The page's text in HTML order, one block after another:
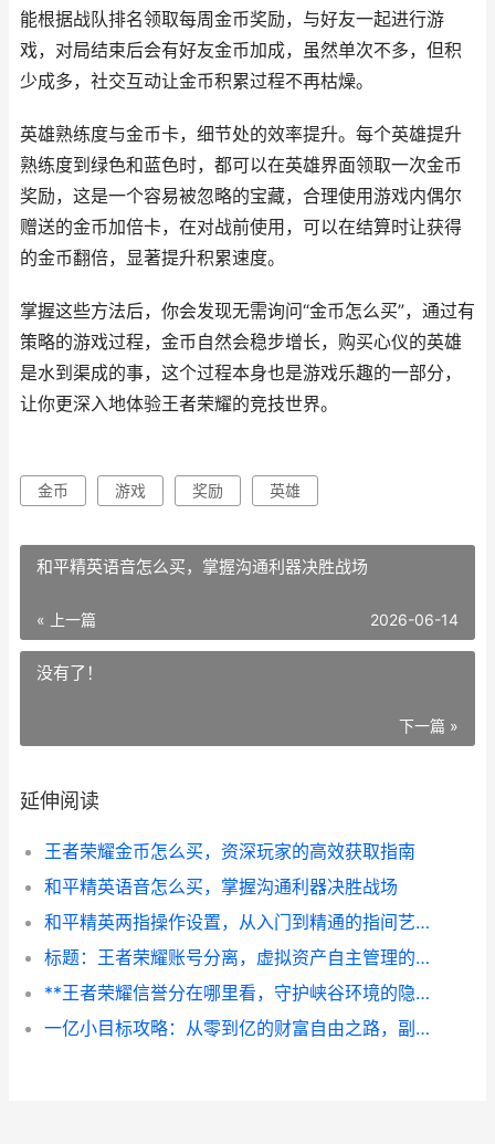
能根据战队排名领取每周金币奖励，与好友一起进行游
戏，对局结束后会有好友金币加成，虽然单次不多，但积
少成多，社交互动让金币积累过程不再枯燥。
英雄熟练度与金币卡，细节处的效率提升。每个英雄提升
熟练度到绿色和蓝色时，都可以在英雄界面领取一次金币
奖励，这是一个容易被忽略的宝藏，合理使用游戏内偶尔
赠送的金币加倍卡，在对战前使用，可以在结算时让获得
的金币翻倍，显著提升积累速度。
掌握这些方法后，你会发现无需询问“金币怎么买”，通过有
策略的游戏过程，金币自然会稳步增长，购买心仪的英雄
是水到渠成的事，这个过程本身也是游戏乐趣的一部分，
让你更深入地体验王者荣耀的竞技世界。
金币 游戏 奖励 英雄
和平精英语音怎么买，掌握沟通利器决胜战场
« 上一篇 2026-06-14
没有了！
下一篇 »
延伸阅读
王者荣耀金币怎么买，资深玩家的高效获取指南
和平精英语音怎么买，掌握沟通利器决胜战场
和平精英两指操作设置，从入门到精通的指间艺术副标题，两指战神的不败秘籍
标题：王者荣耀账号分离，虚拟资产自主管理的时代呼唤
**王者荣耀信誉分在哪里看，守护峡谷环境的隐形守护者，副标题，探寻信誉系统入口与意义**
一亿小目标攻略：从零到亿的财富自由之路，副标题：资深玩家的深度策略解析。